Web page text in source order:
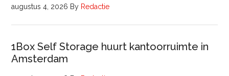
augustus 4, 2026 By Redactie
1Box Self Storage huurt kantoorruimte in
Amsterdam